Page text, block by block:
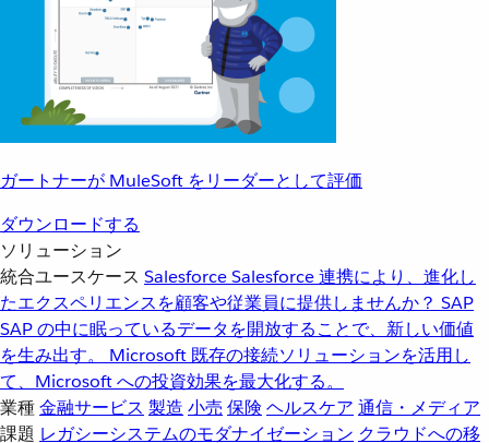
ガートナーが MuleSoft をリーダーとして評価
ダウンロードする
ソリューション
統合ユースケース SalesforceSalesforce 連携により、進化し
たエクスペリエンスを顧客や従業員に提供しませんか？ SAP
SAP の中に眠っているデータを開放することで、新しい価値
を生み出す。
Microsoft 既存の接続ソリューションを活用し
て、Microsoft への投資効果を最大化する。
業種金融サービス 製造 小売 保険 ヘルスケア 通信・メディア
課題 レガシーシステムのモダナイゼーション クラウドへの移